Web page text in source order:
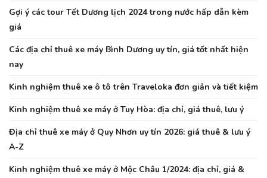
Gợi ý các tour Tết Dương lịch 2024 trong nước hấp dẫn kèm
giá
Các địa chỉ thuê xe máy Bình Dương uy tín, giá tốt nhất hiện
nay
Kinh nghiệm thuê xe ô tô trên Traveloka đơn giản và tiết kiệm
Kinh nghiệm thuê xe máy ở Tuy Hòa: địa chỉ, giá thuê, lưu ý
Địa chỉ thuê xe máy ở Quy Nhơn uy tín 2026: giá thuê & lưu ý
A-Z
Kinh nghiệm thuê xe máy ở Mộc Châu 1/2024: địa chỉ, giá &